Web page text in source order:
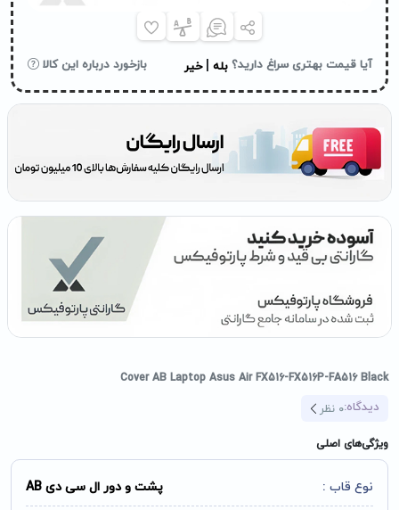
Cover AB Laptop Asus Air FX516-FX516P-FA516 Black
دیدگاه:0 نظر
ویژگی‌های اصلی
نوع قاب : پشت و دور ال سی دی AB
آیا قیمت بهتری سراغ دارید؟ بله خیر بازخورد درباره این کالا